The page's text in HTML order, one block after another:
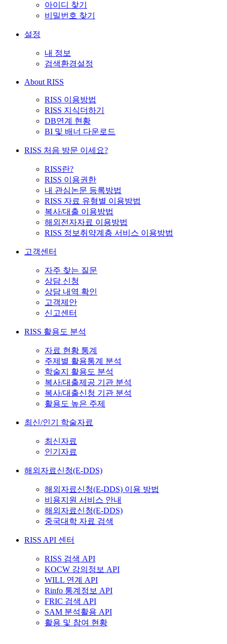
아이디 찾기
비밀번호 찾기
설정
내 정보
검색환경설정
About RISS
RISS 이용방법
RISS 지식더하기
DB연계 현황
BI 및 배너 다운로드
RISS 처음 방문 이세요?
RISS란?
RISS 이용권한
내 관심논문 등록방법
RISS 자료 유형별 이용방법
복사/대출 이용방법
해외전자자료 이용방법
RISS 정보취약계층 서비스 이용방법
고객센터
자주 찾는 질문
상담 신청
상담 내역 확인
고객제안
신고센터
RISS 활용도 분석
자료 현황 통계
주제별 활용통계 분석
학술지 활용도 분석
복사/대출제공 기관 분석
복사/대출신청 기관 분석
활용도 높은 주제
최신/인기 학술자료
최신자료
인기자료
해외자료신청(E-DDS)
해외자료신청(E-DDS) 이용 방법
비용지원 서비스 안내
해외자료신청(E-DDS)
중국대학 자료 검색
RISS API 센터
RISS 검색 API
KOCW 강의정보 API
WILL 연계 API
Rinfo 통계정보 API
FRIC 검색 API
SAM 분석활용 API
활용 및 참여 현황